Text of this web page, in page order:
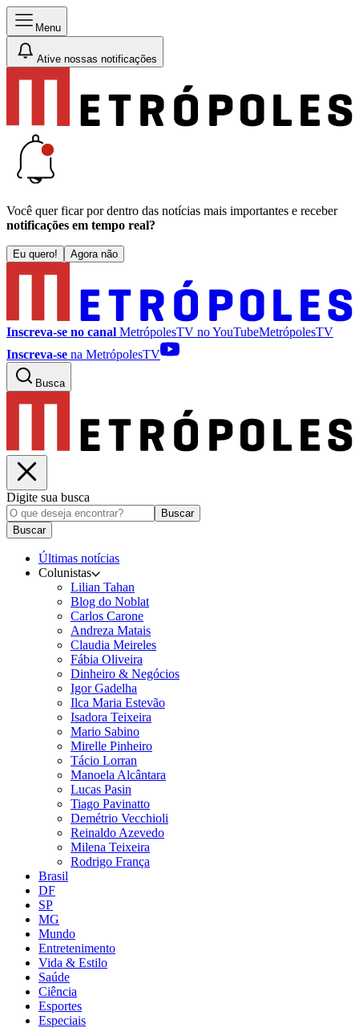
Menu
Ative nossas notificações
Você quer ficar por dentro das notícias mais importantes e receber
notificações em tempo real?
Eu quero! Agora não
Inscreva-se no canal MetrópolesTV noYouTubeMetrópolesTV
Inscreva-se na MetrópolesTV
Busca
Digite sua busca
Buscar
Buscar
Últimas notícias
Colunistas
Lilian Tahan
Blog do Noblat
Carlos Carone
Andreza Matais
Claudia Meireles
Fábia Oliveira
Dinheiro & Negócios
Igor Gadelha
Ilca Maria Estevão
Isadora Teixeira
Mario Sabino
Mirelle Pinheiro
Tácio Lorran
Manoela Alcântara
Lucas Pasin
Tiago Pavinatto
Demétrio Vecchioli
Reinaldo Azevedo
Milena Teixeira
Rodrigo França
Brasil
DF
SP
MG
Mundo
Entretenimento
Vida & Estilo
Saúde
Ciência
Esportes
Especiais